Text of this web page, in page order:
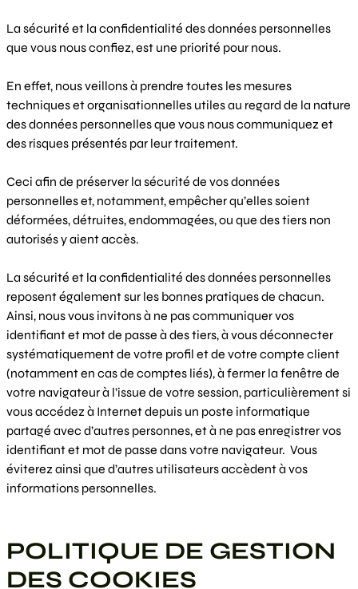
La sécurité et la confidentialité des données personnelles
que vous nous confiez, est une priorité pour nous.
En effet, nous veillons à prendre toutes les mesures
techniques et organisationnelles utiles au regard de la nature
des données personnelles que vous nous communiquez et
des risques présentés par leur traitement.
Ceci afin de préserver la sécurité de vos données
personnelles et, notamment, empêcher qu’elles soient
déformées, détruites, endommagées, ou que des tiers non
autorisés y aient accès.
La sécurité et la confidentialité des données personnelles
reposent également sur les bonnes pratiques de chacun.
Ainsi, nous vous invitons à ne pas communiquer vos
identifiant et mot de passe à des tiers, à vous déconnecter
systématiquement de votre profil et de votre compte client
(notamment en cas de comptes liés), à fermer la fenêtre de
votre navigateur à l’issue de votre session, particulièrement si
vous accédez à Internet depuis un poste informatique
partagé avec d’autres personnes, et à ne pas enregistrer vos
identifiant et mot de passe dans votre navigateur. Vous
éviterez ainsi que d’autres utilisateurs accèdent à vos
informations personnelles.
POLITIQUE DE GESTION
DES COOKIES